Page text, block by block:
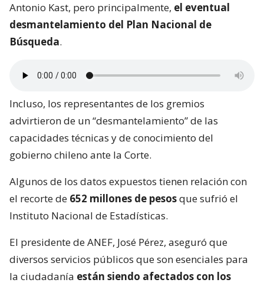
Antonio Kast, pero principalmente, el eventual
desmantelamiento del Plan Nacional de
Búsqueda.
Incluso, los representantes de los gremios
advirtieron de un “desmantelamiento” de las
capacidades técnicas y de conocimiento del
gobierno chileno ante la Corte.
Algunos de los datos expuestos tienen relación con
el recorte de 652 millones de pesosque sufrió el
Instituto Nacional de Estadísticas.
El presidente de ANEF, José Pérez, aseguró que
diversos servicios públicos que son esenciales para
la ciudadanía están siendo afectados con los